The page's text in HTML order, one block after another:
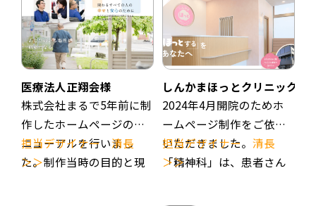
くさんできることを願っ
ています。
んな洗練されたイメージ
も大切にしました。色は
東近江市の自然を想像出
来るような日本の伝統色
を使用。ロゴに使用した
モチーフは受け取り手に
よってさまざまな捉え方
を出来るような形にして
います。
PRを行っていきたいと、
ご依頼をいただきまし
た。
先進的な機器の導入や、
デイサービス、訪問リハ
ビリ施設（センテナリア
ン）との棲み分けもわか
りやすいサイトになりま
した。
医療法人正翔会様
株式会社まるで5年前に制
作したホームページのリ
ニューアルを行いまし
た。制作当時の目的と現
担当デザイナー 清長
＞＞
しんかまほっとクリニック様
2024年4月開院のためホ
ームページ制作をご依頼
いただきました。
「精神科」は、患者さん
担当デザイナー 清長
＞＞